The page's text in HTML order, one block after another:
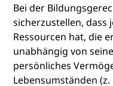
Bei der
sicherzustellen, dass
Ressourcen hat, die
unabhängig von
persönliches
Lebensumständen